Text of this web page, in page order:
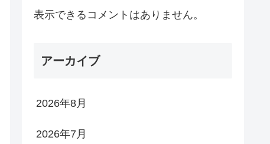
表示できるコメントはありません。
アーカイブ
2026年8月
2026年7月